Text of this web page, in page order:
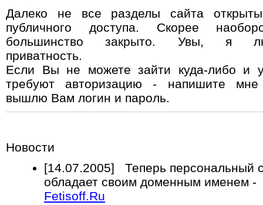
Далеко не все разделы сайта
публичного доступа. Скорее
большинство закрыто. Увы, я
приватность.
Если Вы не можете зайти куда-либо и
требуют авторизацию - напишите
вышлю Вам логин и пароль.
Новости
[14.07.2005] Теперь персональный
обладает своим доменным именем -
Fetisoff.Ru